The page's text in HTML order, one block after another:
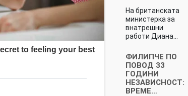
На британската
министерка за
внатрешни
работи Диана…
ФИЛИПЧЕ ПО
ПОВОД 33
ГОДИНИ
НЕЗАВИСНОСТ:
ВРЕМЕ…